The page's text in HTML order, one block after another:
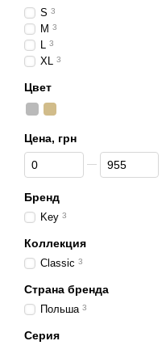
S 3
M 3
L 3
XL 3
Цвет
Цена, грн
От Цена, грн
До Цена, грн
Бренд
Key 3
Коллекция
Classic 3
Страна бренда
Польша 3
Серия